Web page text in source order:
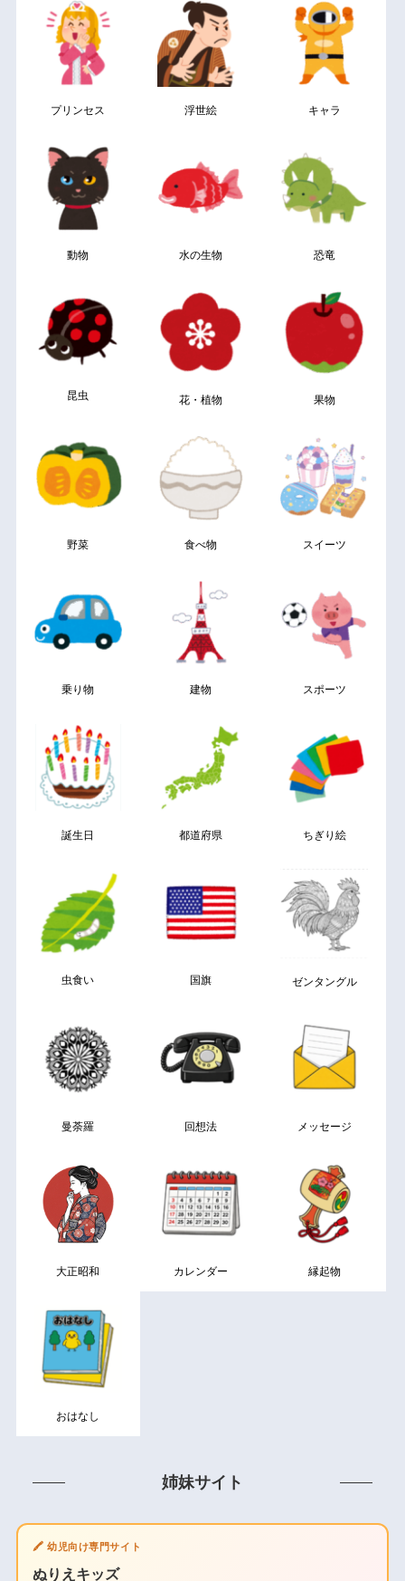
プリンセス 浮世絵 キャラ
動物 水の生物 恐竜
昆虫 花・植物 果物
野菜 食べ物 スイーツ
乗り物 建物 スポーツ
誕生日 都道府県 ちぎり絵
虫食い 国旗 ゼンタングル
曼荼羅 回想法 メッセージ
大正昭和 カレンダー 縁起物
おはなし
姉妹サイト
🖍️ 幼児向け専門サイト
ぬりえキッズ